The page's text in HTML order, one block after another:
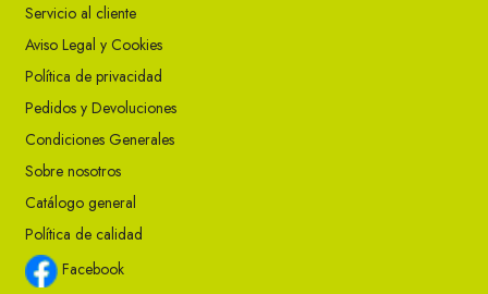
Servicio al cliente
Aviso Legal y Cookies
Política de privacidad
Pedidos y Devoluciones
Condiciones Generales
Sobre nosotros
Catálogo general
Política de calidad
Facebook